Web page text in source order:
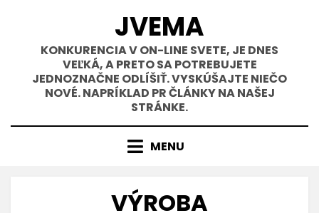
JVEMA
KONKURENCIA V ON-LINE SVETE, JE DNES
VEĽKÁ, A PRETO SA POTREBUJETE
JEDNOZNAČNE ODLÍŠIŤ. VYSKÚŠAJTE NIEČO
NOVÉ. NAPRÍKLAD PR ČLÁNKY NA NAŠEJ
STRÁNKE.
MENU
VÝROBA